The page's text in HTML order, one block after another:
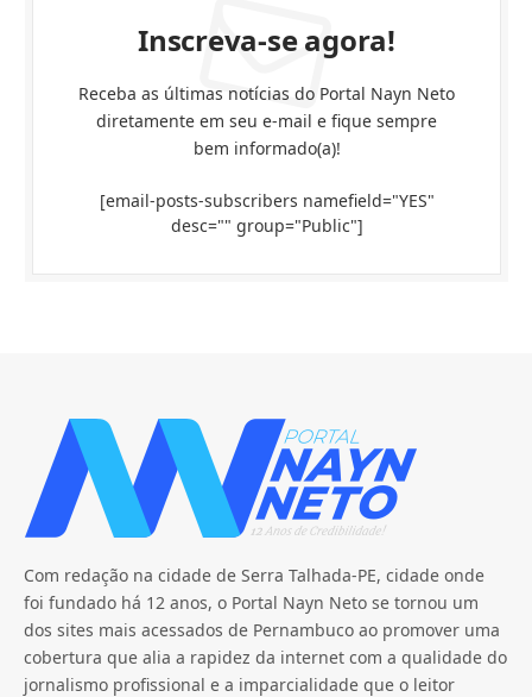
Inscreva-se agora!
Receba as últimas notícias do Portal Nayn Neto
diretamente em seu e-mail e fique sempre
bem informado(a)!
[email-posts-subscribers namefield="YES"
desc="" group="Public"]
Com redação na cidade de Serra Talhada-PE, cidade onde
foi fundado há 12 anos, o Portal Nayn Neto se tornou um
dos sites mais acessados de Pernambuco ao promover uma
cobertura que alia a rapidez da internet com a qualidade do
jornalismo profissional e a imparcialidade que o leitor